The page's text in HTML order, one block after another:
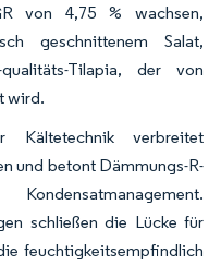
von 4,75 % wachsen,
geschnittenem Salat,
Tilapia, der von
wird.
Kältetechnik verbreitet
und betont Dämmungs-R-
schließen die Lücke für
feuchtigkeitsempfindlich